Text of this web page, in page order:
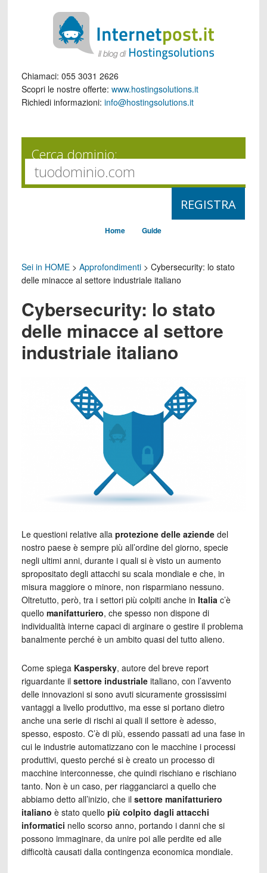
Chiamaci: 055 3031 2626
Scopri le nostre offerte: www.hostingsolutions.it
Richiedi informazioni: info@hostingsolutions.it
Cerca dominio:
Home Guide
Sei in HOME> Approfondimenti> Cybersecurity: lo stato
delle minacce al settore industriale italiano
Cybersecurity: lo stato
delle minacce al settore
industriale italiano
Le questioni relative alla protezione delle aziendedel
nostro paese è sempre più all’ordine del giorno, specie
negli ultimi anni, durante i quali si è visto un aumento
spropositato degli attacchi su scala mondiale e che, in
misura maggiore o minore, non risparmiano nessuno.
Oltretutto, però, tra i settori più colpiti anche in Italia c’è
quello manifatturiero, che spesso non dispone di
individualità interne capaci di arginare o gestire il problema
banalmente perché è un ambito quasi del tutto alieno.
Come spiega Kaspersky, autore del breve report
riguardante il settore industrialeitaliano, con l’avvento
delle innovazioni si sono avuti sicuramente grossissimi
vantaggi a livello produttivo, ma esse si portano dietro
anche una serie di rischi ai quali il settore è adesso,
spesso, esposto. C’è di più, essendo passati ad una fase in
cui le industrie automatizzano con le macchine i processi
produttivi, questo perché si è creato un processo di
macchine interconnesse, che quindi rischiano e rischiano
tanto. Non è un caso, per riagganciarci a quello che
abbiamo detto all’inizio, che il settore manifatturiero
italiano è stato quello più colpito dagli attacchi
informatici nello scorso anno, portando i danni che si
possono immaginare, da unire poi alle perdite ed alle
difficoltà causati dalla contingenza economica mondiale.